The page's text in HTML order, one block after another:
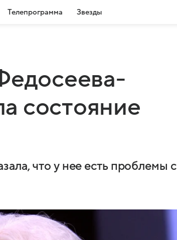
Телепрограмма Звезды
состояние
что у нее есть проблемы с